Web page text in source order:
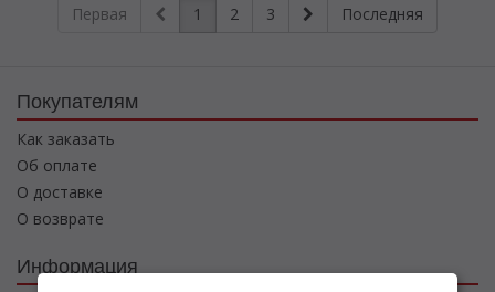
Первая 1 2 3 Последняя
Покупателям
Как заказать
Об оплате
О доставке
О возврате
Информация